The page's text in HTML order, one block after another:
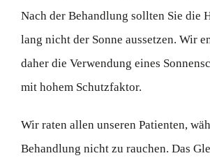
Nach der Behandlung sollten Sie die
lang nicht der Sonne aussetzen. Wir
daher die Verwendung eines
mit hohem Schutzfaktor.
Wir raten allen unseren Patienten,
Behandlung nicht zu rauchen. Das